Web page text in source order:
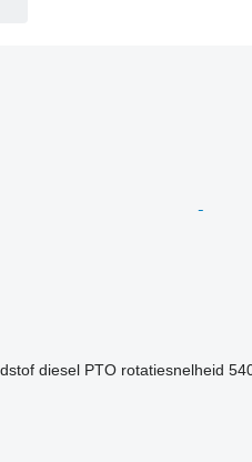
diesel PTO rotatiesnelheid